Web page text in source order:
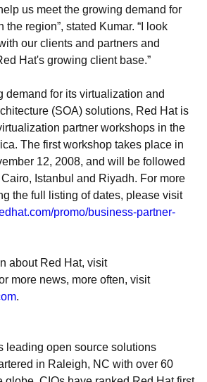
us meet the growing demand for
the region”, stated Kumar. “I look
our clients and partners and
Hat's growing client base.”
demand for its virtualization and
(SOA) solutions, Red Hat is
partner workshops in the
The first workshop takes place in
12, 2008, and will be followed
Istanbul and Riyadh. For more
the full listing of dates, please visit
promo/business-partner-
about Red Hat, visit
more news, more often, visit
.
leading open source solutions
in Raleigh, NC with over 60